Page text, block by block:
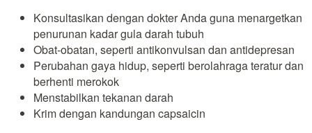
Konsultasikan dengan dokter Anda guna menargetkan
penurunan kadar gula darah tubuh
Obat-obatan, seperti antikonvulsan dan antidepresan
Perubahan gaya hidup, seperti berolahraga teratur dan
berhenti merokok
Menstabilkan tekanan darah
Krim dengan kandungan capsaicin